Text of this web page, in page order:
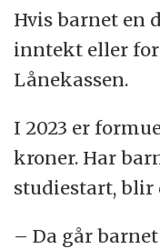
Hvis barnet en
inntekt eller
Lånekassen.
I 2023 er
kroner. Har
studiestart,
– Da går